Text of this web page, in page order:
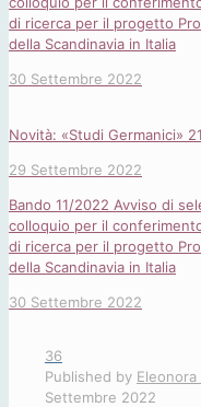
di ricerca per il progetto
della Scandinavia in Italia
30 Settembre 2022
Novità: «Studi Germanici»
29 Settembre 2022
Bando 11/2022 Avviso di
colloquio per il
di ricerca per il progetto
della Scandinavia in Italia
30 Settembre 2022
36
Published by Eleonora
Settembre 2022